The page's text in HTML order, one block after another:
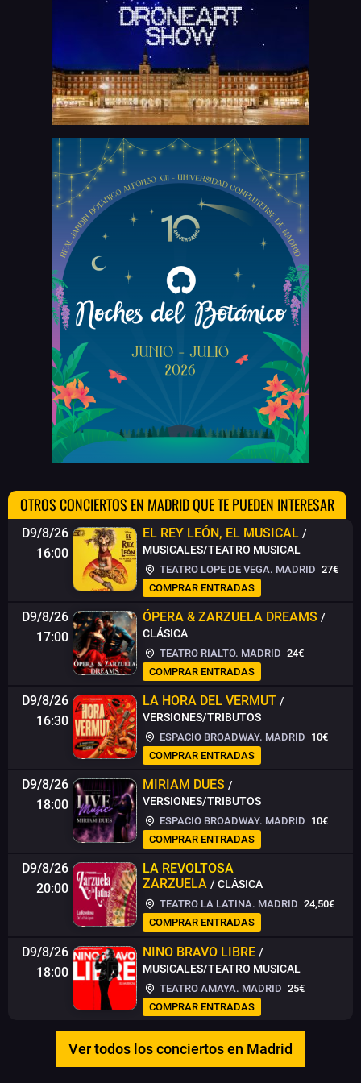
OTROS CONCIERTOS EN MADRID QUE TE PUEDEN INTERESAR
D9/8/26
16:00
EL REY LEÓN, EL MUSICAL /
MUSICALES/TEATRO MUSICAL
TEATRO LOPE DE VEGA. MADRID 27€
COMPRAR ENTRADAS
D9/8/26
17:00
ÓPERA & ZARZUELA DREAMS /
CLÁSICA
TEATRO RIALTO. MADRID 24€
COMPRAR ENTRADAS
D9/8/26
16:30
LA HORA DEL VERMUT /
VERSIONES/TRIBUTOS
ESPACIO BROADWAY. MADRID 10€
COMPRAR ENTRADAS
D9/8/26
18:00
MIRIAM DUES /
VERSIONES/TRIBUTOS
ESPACIO BROADWAY. MADRID 10€
COMPRAR ENTRADAS
D9/8/26
20:00
LA REVOLTOSA
ZARZUELA / CLÁSICA
TEATRO LA LATINA. MADRID 24,50€
COMPRAR ENTRADAS
D9/8/26
18:00
NINO BRAVO LIBRE /
MUSICALES/TEATRO MUSICAL
TEATRO AMAYA. MADRID 25€
COMPRAR ENTRADAS
Ver todos los conciertos en Madrid